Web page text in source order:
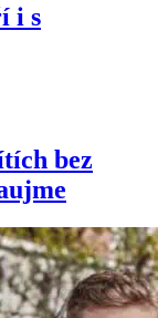
i s
bez